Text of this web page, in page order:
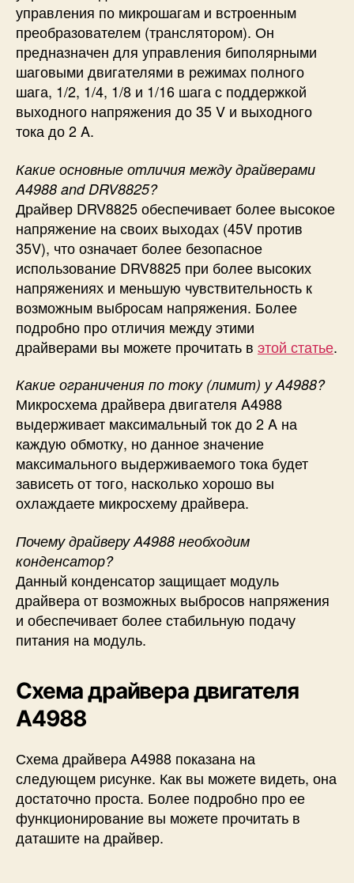
управления по микрошагам и встроенным
преобразователем (транслятором). Он
предназначен для управления биполярными
шаговыми двигателями в режимах полного
шага, 1/2, 1/4, 1/8 и 1/16 шага с поддержкой
выходного напряжения до 35 V и выходного
тока до 2 A.
Какие основные отличия между драйверами
A4988 and DRV8825?
Драйвер DRV8825 обеспечивает более высокое
напряжение на своих выходах (45V против
35V), что означает более безопасное
использование DRV8825 при более высоких
напряжениях и меньшую чувствительность к
возможным выбросам напряжения. Более
подробно про отличия между этими
драйверами вы можете прочитать в этой статье.
Какие ограничения по току (лимит) у A4988?
Микросхема драйвера двигателя A4988
выдерживает максимальный ток до 2 A на
каждую обмотку, но данное значение
максимального выдерживаемого тока будет
зависеть от того, насколько хорошо вы
охлаждаете микросхему драйвера.
Почему драйверу A4988 необходим
конденсатор?
Данный конденсатор защищает модуль
драйвера от возможных выбросов напряжения
и обеспечивает более стабильную подачу
питания на модуль.
Схема драйвера двигателя
A4988
Схема драйвера A4988 показана на
следующем рисунке. Как вы можете видеть, она
достаточно проста. Более подробно про ее
функционирование вы можете прочитать в
даташите на драйвер.